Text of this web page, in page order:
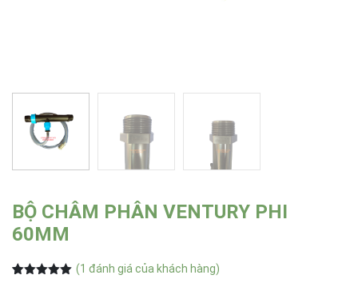
BỘ CHÂM PHÂN VENTURY PHI
60MM
(1 đánh giá của khách hàng)